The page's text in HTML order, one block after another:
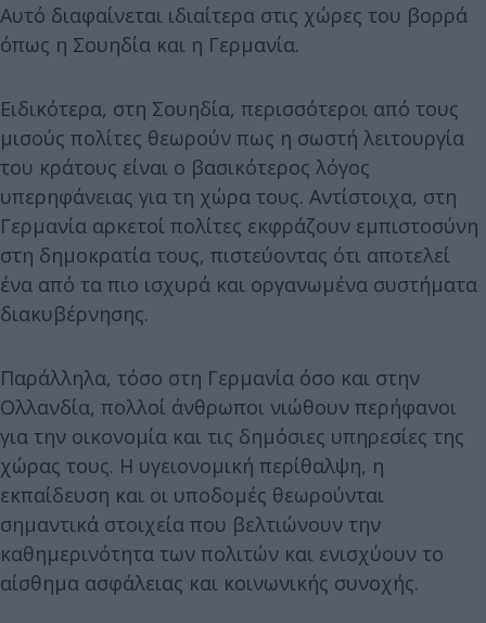
Αυτό διαφαίνεται ιδιαίτερα στις χώρες του βορρά
όπως η Σουηδία και η Γερμανία.
Ειδικότερα, στη Σουηδία, περισσότεροι από τους
μισούς πολίτες θεωρούν πως η σωστή λειτουργία
του κράτους είναι ο βασικότερος λόγος
υπερηφάνειας για τη χώρα τους. Αντίστοιχα, στη
Γερμανία αρκετοί πολίτες εκφράζουν εμπιστοσύνη
στη δημοκρατία τους, πιστεύοντας ότι αποτελεί
ένα από τα πιο ισχυρά και οργανωμένα συστήματα
διακυβέρνησης.
Παράλληλα, τόσο στη Γερμανία όσο και στην
Ολλανδία, πολλοί άνθρωποι νιώθουν περήφανοι
για την οικονομία και τις δημόσιες υπηρεσίες της
χώρας τους. Η υγειονομική περίθαλψη, η
εκπαίδευση και οι υποδομές θεωρούνται
σημαντικά στοιχεία που βελτιώνουν την
καθημερινότητα των πολιτών και ενισχύουν το
αίσθημα ασφάλειας και κοινωνικής συνοχής.